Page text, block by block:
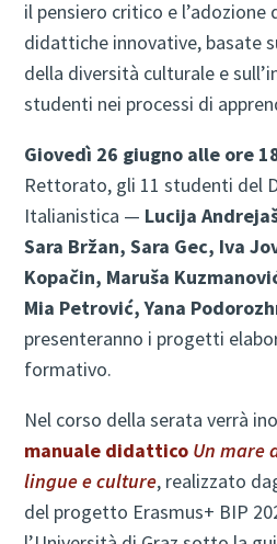
il pensiero critico e
didattiche innovative, basate
della diversità culturale e
studenti nei processi di
Giovedì 26 giugno alle ore
Rettorato, gli 11 studenti del
Italianistica — Lucija
Sara Bržan, Sara Gec, Iva
Kopačin, Maruša
Mia Petrović, Yana
presenteranno i progetti
formativo.
Nel corso della serata verrà
manuale didattico Un mare
lingue e culture, realizzato
del progetto Erasmus+ BIP